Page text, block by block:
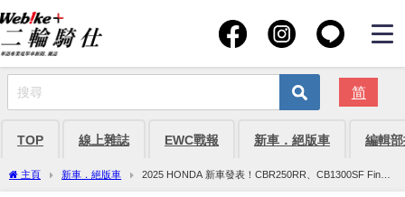
简
TOP 線上雜誌 EWC戰報 新車．絕版車 編輯
主頁 新車．絕版車
2025 HONDA 新車發表！CBR250RR、CB1300SF Final
Edition、Gold Wing 50 週年紀念版即將亮相！